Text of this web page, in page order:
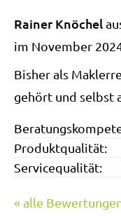
Rainer Knöchel
im November
Bisher als
gehört und selbst
Produktqualität:
Servicequalität:
« alle